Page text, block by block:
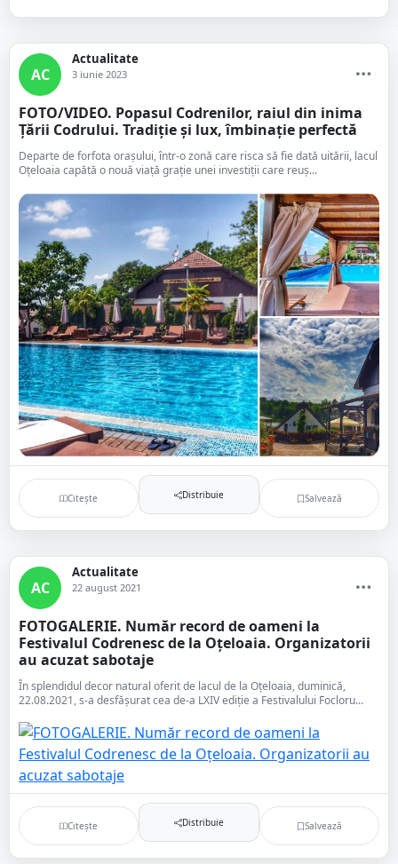
AC
Actualitate
3 iunie 2023
FOTO/VIDEO. Popasul Codrenilor, raiul din inima
Țării Codrului. Tradiție și lux, îmbinație perfectă
Departe de forfota orașului, într-o zonă care risca să fie dată uitării, lacul
Oțeloaia capătă o nouă viață grație unei investiții care reuș...
Citește Distribuie Salvează
AC
Actualitate
22 august 2021
FOTOGALERIE. Număr record de oameni la
Festivalul Codrenesc de la Oțeloaia. Organizatorii
au acuzat sabotaje
În splendidul decor natural oferit de lacul de la Oțeloaia, duminică,
22.08.2021, s-a desfășurat cea de-a LXIV ediție a Festivalului Focloru...
Citește Distribuie Salvează